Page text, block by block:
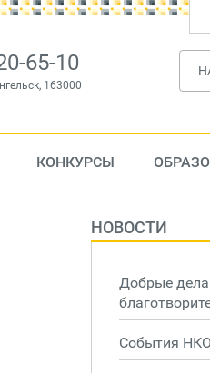
65-10
163000
КОНКУРСЫ
НОВОСТИ
Добрые
События НКО